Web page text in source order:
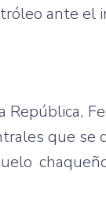
ante el
que se